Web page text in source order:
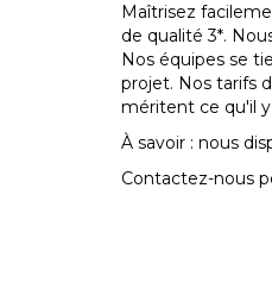
Maîtrisez
de qualité 3*.
Nos équipes se
projet. Nos tarifs
méritent ce qu'il
À savoir : nous
Contactez-nous